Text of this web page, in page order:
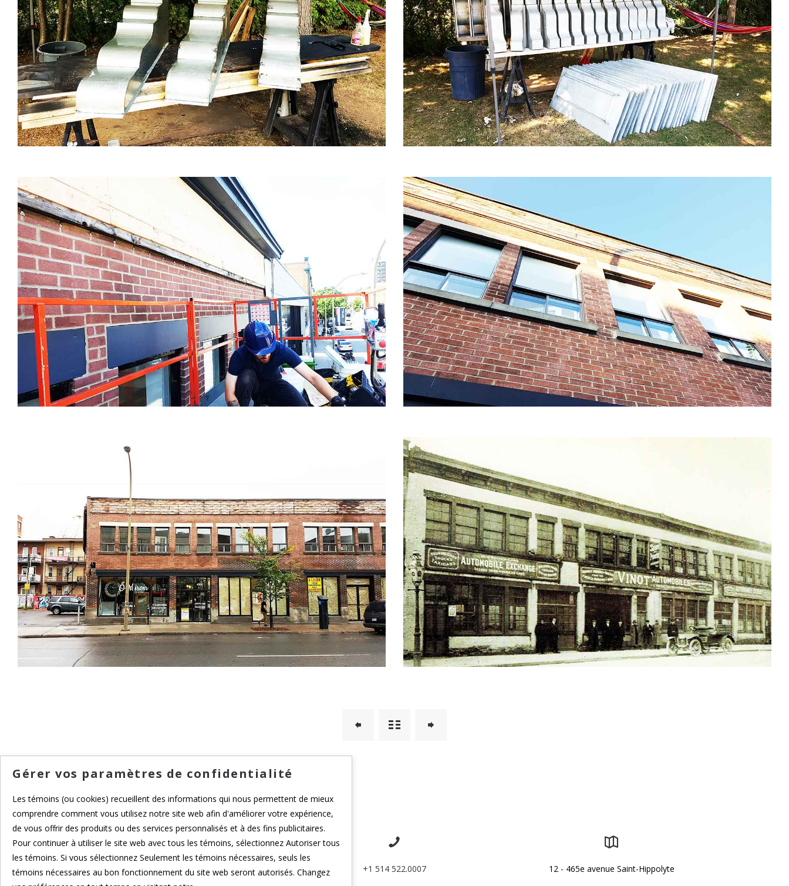
maxime@lacorniche.ca +1 514 522.0007 12 - 465e avenue Saint-Hippolyte
Gérer vos paramètres de confidentialité
Les témoins (ou cookies) recueillent des informations qui nous permettent de mieux
comprendre comment vous utilisez notre site web afin d'améliorer votre expérience,
de vous offrir des produits ou des services personnalisés et à des fins publicitaires.
Pour continuer à utiliser le site web avec tous les témoins, sélectionnez Autoriser tous
les témoins. Si vous sélectionnez Seulement les témoins nécessaires, seuls les
témoins nécessaires au bon fonctionnement du site web seront autorisés. Changez